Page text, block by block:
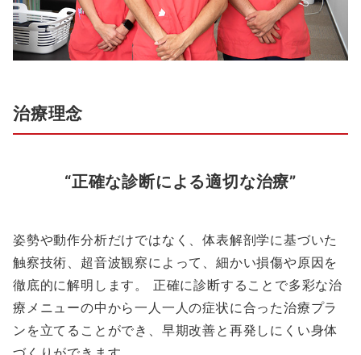
治療理念
“正確な診断による適切な治療”
姿勢や動作分析だけではなく、体表解剖学に基づいた
触察技術、超音波観察によって、細かい損傷や原因を
徹底的に解明します。 正確に診断することで多彩な治
療メニューの中から一人一人の症状に合った治療プラ
ンを立てることができ、早期改善と再発しにくい身体